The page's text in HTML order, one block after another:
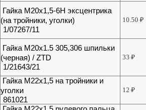
Гайка М20х1,5-6Н эксцентрика
(на тройники, уголки)
1/07267/11
10.50₽
Гайка М20х1.5 305,306 шпильки
(черная) / ZTD
1/21643/21
33₽
Гайка М22х1,5 на тройники и
уголки
861021
12₽